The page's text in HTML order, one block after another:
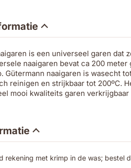
is een universeel garen dat
naaigaren bevat ca 200
Gütermann naaigaren is wasecht
reinigen en strijkbaar tot 200ºC.
mooi kwaliteits garen
rekening met krimp in de was; bestel